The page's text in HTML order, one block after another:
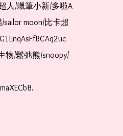
人/蠟筆小新/多啦A
moon/比卡超
物/鬆弛熊/snoopy/